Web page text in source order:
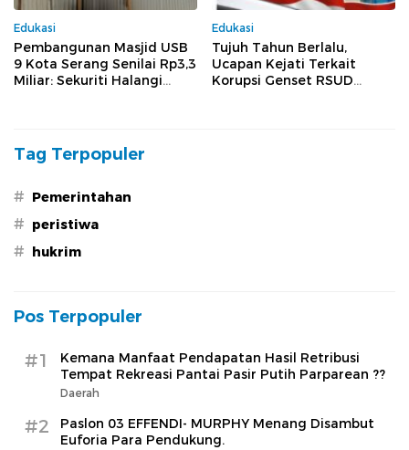
Edukasi
Pembangunan Masjid USB
9 Kota Serang Senilai Rp3,3
Miliar: Sekuriti Halangi
Edukasi
Tujuh Tahun Berlalu,
Ucapan Kejati Terkait
Korupsi Genset RSUD
Tag Terpopuler
# Pemerintahan
# peristiwa
# hukrim
Pos Terpopuler
#1
Kemana Manfaat Pendapatan Hasil Retribusi
Tempat Rekreasi Pantai Pasir Putih Parparean ??
Daerah
#2
Paslon 03 EFFENDI- MURPHY Menang Disambut
Euforia Para Pendukung.